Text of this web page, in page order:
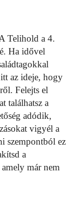
Telihold a 4.
Ha idővel
az ideje, hogy
Felejts el
találhatsz a
adódik,
vigyél a
szempontból ez
a
már nem